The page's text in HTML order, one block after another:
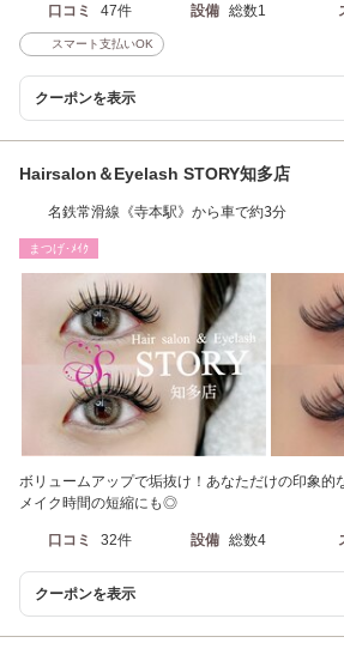
口コミ 47件 設備 総数1
スマート支払いOK
クーポンを表示
Hairsalon＆Eyelash STORY知多店
名鉄常滑線《寺本駅》から車で約3分
まつげ･ﾒｲｸ
ボリュームアップで垢抜け！あなただけの印象
メイク時間の短縮にも◎
口コミ 32件 設備 総数4
クーポンを表示